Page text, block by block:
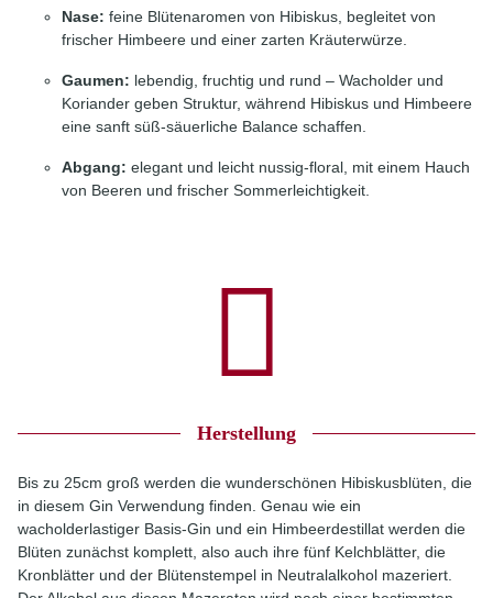
Nase: feine Blütenaromen von Hibiskus, begleitet von
frischer Himbeere und einer zarten Kräuterwürze.
Gaumen: lebendig, fruchtig und rund – Wacholder und
Koriander geben Struktur, während Hibiskus und Himbeere
eine sanft süß-säuerliche Balance schaffen.
Abgang: elegant und leicht nussig-floral, mit einem Hauch
von Beeren und frischer Sommerleichtigkeit.
Herstellung
Bis zu 25cm groß werden die wunderschönen Hibiskusblüten, die
in diesem Gin Verwendung finden. Genau wie ein
wacholderlastiger Basis-Gin und ein Himbeerdestillat werden die
Blüten zunächst komplett, also auch ihre fünf Kelchblätter, die
Kronblätter und der Blütenstempel in Neutralalkohol mazeriert.